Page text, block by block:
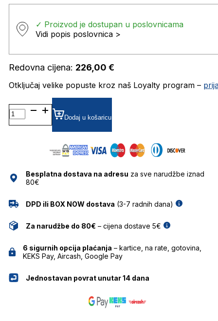
✓ Proizvod je dostupan u poslovnicama
Vidi popis poslovnica >
Redovna cijena: 226,00 €
Otključaj velike popuste kroz naš Loyalty program –
AH1581 DIOPTRIJSKI
OKVIRI
ANA
Dodaj u košaricu
Besplatna dostava na adresu za sve narudžbe iznad
80€
DPD ili BOX NOW dostava (3-7 radnih dana)
Za narudžbe do 80€ – cijena dostave 5€
6 sigurnih opcija plaćanja – kartice, na rate, gotovina,
KEKS Pay, Aircash, Google Pay
Jednostavan povrat unutar 14 dana